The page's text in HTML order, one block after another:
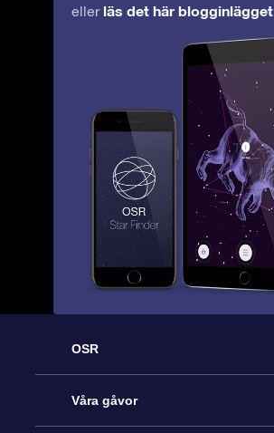
eller läs det här blogginlägget
OSR
Kundtjänst
Våra gåvor